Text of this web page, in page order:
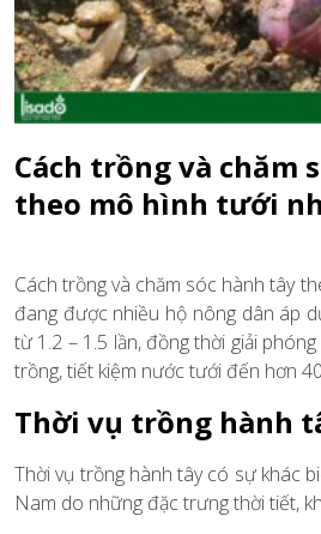
Cách trồng và chăm
theo mô hình tưới
Cách trồng và chăm sóc hành tây
đang được nhiều hộ nông dân áp
từ 1.2 – 1.5 lần, đồng thời giải
trồng, tiết kiệm nước tưới đến hơn
Thời vụ trồng hành
Thời vụ trồng hành tây có sự khác
Nam do những đặc trưng thời tiết,